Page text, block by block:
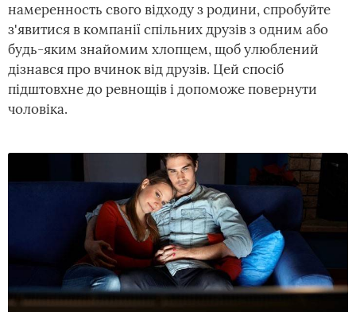
намеренность свого відходу з родини, спробуйте
з'явитися в компанії спільних друзів з одним або
будь-яким знайомим хлопцем, щоб улюблений
дізнався про вчинок від друзів. Цей спосіб
підштовхне до ревнощів і допоможе повернути
чоловіка.